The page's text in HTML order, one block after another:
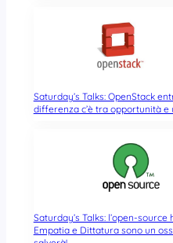
Saturday’s Talks: OpenStack
differenza c’è tra opportunità e
Saturday’s Talks: l’open-
Empatia e Dittatura sono un